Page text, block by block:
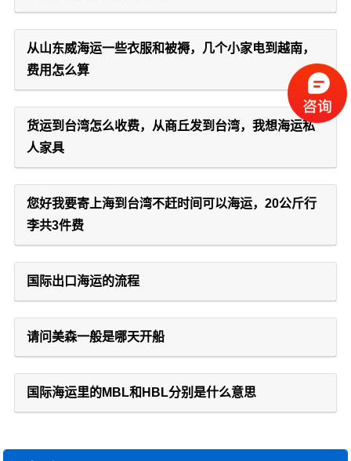
从山东威海运一些衣服和被褥，几个小家电到越南，
费用怎么算
货运到台湾怎么收费，从商丘发到台湾，我想海运私
人家具
您好我要寄上海到台湾不赶时间可以海运，20公斤行
李共3件费
国际出口海运的流程
请问美森一般是哪天开船
国际海运里的MBL和HBL分别是什么意思